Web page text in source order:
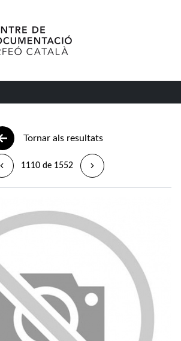
Tornar als resultats
1110 de 1552